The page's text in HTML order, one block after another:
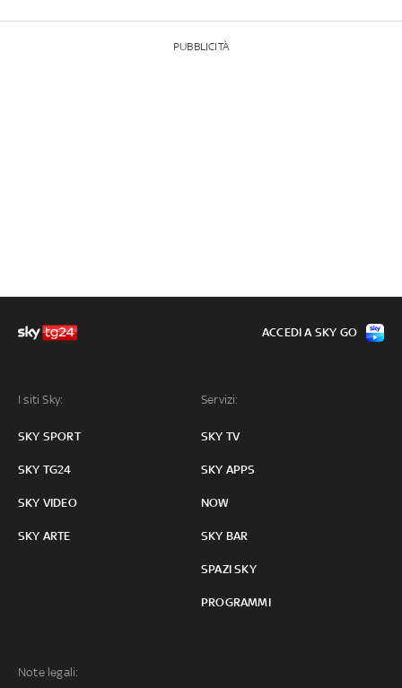
PUBBLICITÀ
I siti Sky:
SKY SPORT
SKY TG24
SKY VIDEO
SKY ARTE
Servizi:
SKY TV
SKY APPS
NOW
SKY BAR
SPAZI SKY
PROGRAMMI
Note legali:
ACCEDI A SKY GO